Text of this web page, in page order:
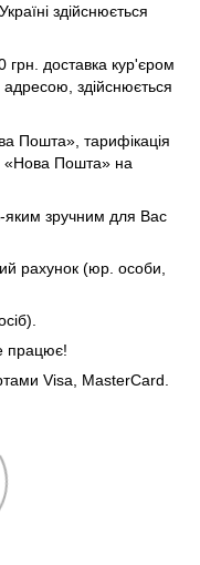
здійснюється
грн. доставка кур'єром
здійснюється
Пошта», тарифікація
«Нова Пошта» на
зручним для Вас
рахунок (юр. особи,
працює!
Visa, MasterCard.